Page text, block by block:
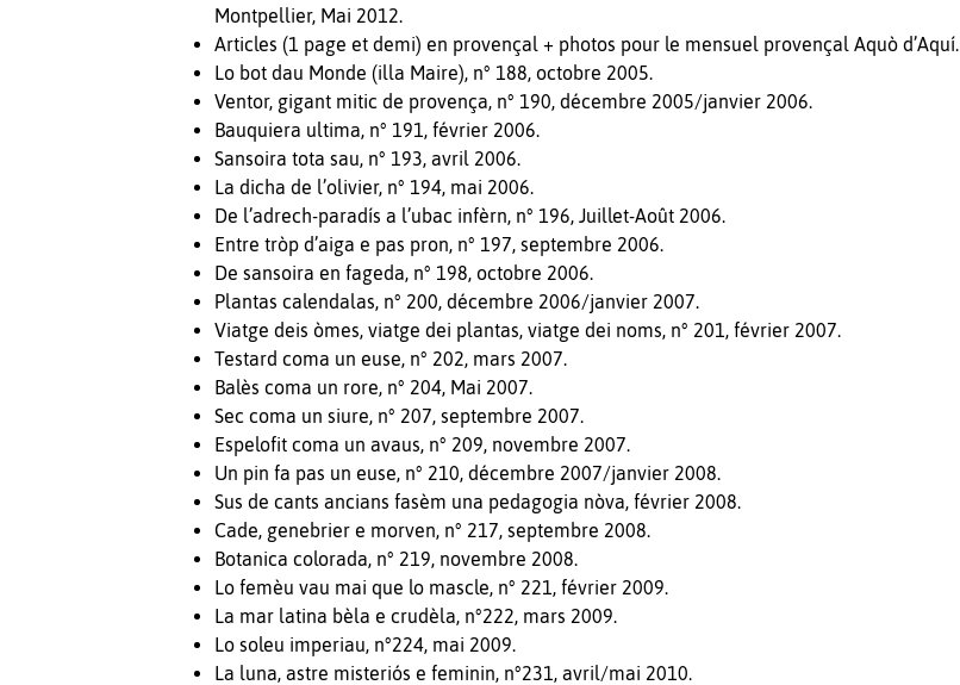
Montpellier, Mai 2012.
Articles (1 page et demi) en provençal + photos pour le mensuel provençal Aquò d’Aquí.
Lo bot dau Monde (illa Maire), n° 188, octobre 2005.
Ventor, gigant mitic de provença, n° 190, décembre 2005/janvier 2006.
Bauquiera ultima, n° 191, février 2006.
Sansoira tota sau, n° 193, avril 2006.
La dicha de l’olivier, n° 194, mai 2006.
De l’adrech-paradís a l’ubac infèrn, n° 196, Juillet-Août 2006.
Entre tròp d’aiga e pas pron, n° 197, septembre 2006.
De sansoira en fageda, n° 198, octobre 2006.
Plantas calendalas, n° 200, décembre 2006/janvier 2007.
Viatge deis òmes, viatge dei plantas, viatge dei noms, n° 201, février 2007.
Testard coma un euse, n° 202, mars 2007.
Balès coma un rore, n° 204, Mai 2007.
Sec coma un siure, n° 207, septembre 2007.
Espelofit coma un avaus, n° 209, novembre 2007.
Un pin fa pas un euse, n° 210, décembre 2007/janvier 2008.
Sus de cants ancians fasèm una pedagogia nòva, février 2008.
Cade, genebrier e morven, n° 217, septembre 2008.
Botanica colorada, n° 219, novembre 2008.
Lo femèu vau mai que lo mascle, n° 221, février 2009.
La mar latina bèla e crudèla, n°222, mars 2009.
Lo soleu imperiau, n°224, mai 2009.
La luna, astre misteriós e feminin, n°231, avril/mai 2010.